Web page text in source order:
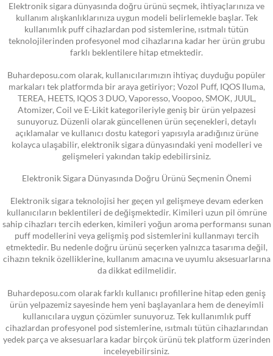
Elektronik sigara dünyasında doğru ürünü seçmek, ihtiyaçlarınıza ve
kullanım alışkanlıklarınıza uygun modeli belirlemekle başlar. Tek
kullanımlık puff cihazlardan pod sistemlerine, ısıtmalı tütün
teknolojilerinden profesyonel mod cihazlarına kadar her ürün grubu
farklı beklentilere hitap etmektedir.
Buhardeposu.com olarak, kullanıcılarımızın ihtiyaç duyduğu popüler
markaları tek platformda bir araya getiriyor; Vozol Puff, IQOS Iluma,
TEREA, HEETS, IQOS 3 DUO, Vaporesso, Voopoo, SMOK, JUUL,
Atomizer, Coil ve E-Likit kategorileriyle geniş bir ürün yelpazesi
sunuyoruz. Düzenli olarak güncellenen ürün seçenekleri, detaylı
açıklamalar ve kullanıcı dostu kategori yapısıyla aradığınız ürüne
kolayca ulaşabilir, elektronik sigara dünyasındaki yeni modelleri ve
gelişmeleri yakından takip edebilirsiniz.
Elektronik Sigara Dünyasında Doğru Ürünü Seçmenin Önemi
Elektronik sigara teknolojisi her geçen yıl gelişmeye devam ederken
kullanıcıların beklentileri de değişmektedir. Kimileri uzun pil ömrüne
sahip cihazları tercih ederken, kimileri yoğun aroma performansı sunan
puff modellerini veya gelişmiş pod sistemlerini kullanmayı tercih
etmektedir. Bu nedenle doğru ürünü seçerken yalnızca tasarıma değil,
cihazın teknik özelliklerine, kullanım amacına ve uyumlu aksesuarlarına
da dikkat edilmelidir.
Buhardeposu.com olarak farklı kullanıcı profillerine hitap eden geniş
ürün yelpazemiz sayesinde hem yeni başlayanlara hem de deneyimli
kullanıcılara uygun çözümler sunuyoruz. Tek kullanımlık puff
cihazlardan profesyonel pod sistemlerine, ısıtmalı tütün cihazlarından
yedek parça ve aksesuarlara kadar birçok ürünü tek platform üzerinden
inceleyebilirsiniz.